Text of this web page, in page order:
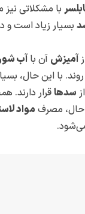
با مشکلاتی
بسیار زیاد است و
آمیزش آن با آب
روند. با این حال،
سدهاقرار دارند.
حال، مصرف مواد